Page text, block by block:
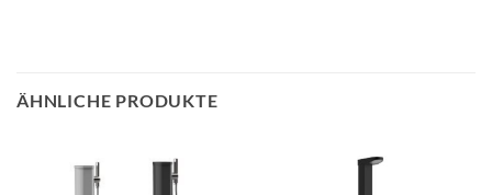
ÄHNLICHE PRODUKTE